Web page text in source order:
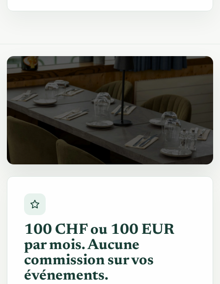
100 CHF ou 100 EUR
par mois. Aucune
commission sur vos
événements.